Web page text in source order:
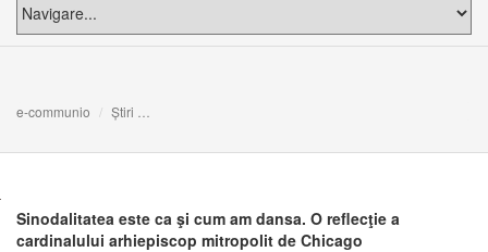
e-communio Știri
Sinodalitatea este ca şi cum am dansa. O reflecţie a
cardinalului arhiepiscop mitropolit de Chicago